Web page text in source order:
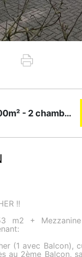
Appartement à vendre - 100.00m² - 2 chambre(s)
!!
m2 +
(1 avec Balcon),
au 2ème Balcon,